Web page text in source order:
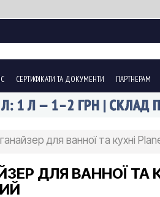
СЕРТИФІКАТИ ТА ДОКУМЕНТИ ПАРТНЕРАМ
для ванної та кухні
ДЛЯ ВАННОЇ ТА